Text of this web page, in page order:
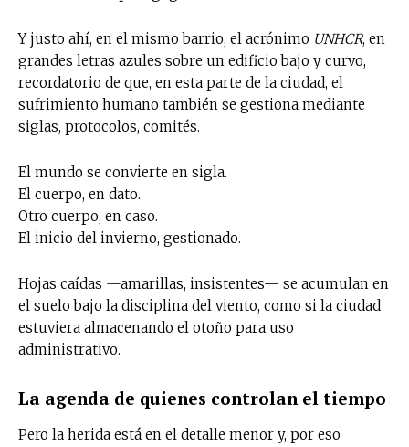
Y justo ahí, en el mismo barrio, el acrónimo UNHCR, en
grandes letras azules sobre un edificio bajo y curvo,
recordatorio de que, en esta parte de la ciudad, el
sufrimiento humano también se gestiona mediante
siglas, protocolos, comités.
El mundo se convierte en sigla.
El cuerpo, en dato.
Otro cuerpo, en caso.
El inicio del invierno, gestionado.
Hojas caídas —amarillas, insistentes— se acumulan en
el suelo bajo la disciplina del viento, como si la ciudad
estuviera almacenando el otoño para uso
administrativo.
La agenda de quienes controlan el tiempo
Pero la herida está en el detalle menor y, por eso